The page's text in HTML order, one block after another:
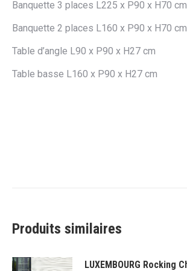
Banquette 3 places L225 x P90 x H70 cm
Banquette 2 places L160 x P90 x H70 cm
Table d’angle L90 x P90 x H27 cm
Table basse L160 x P90 x H27 cm
Produits similaires
LUXEMBOURG Rocking